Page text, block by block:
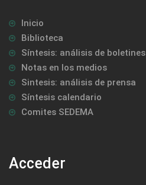
Inicio
Biblioteca
Síntesis: análisis de boletines
Notas en los medios
Sintesis: análisis de prensa
Síntesis calendario
Comites SEDEMA
Acceder